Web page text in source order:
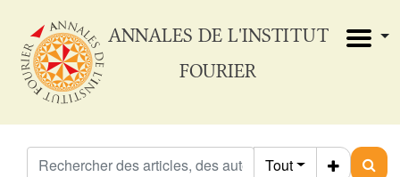
ANNALES DE L'INSTITUT
FOURIER
Tout